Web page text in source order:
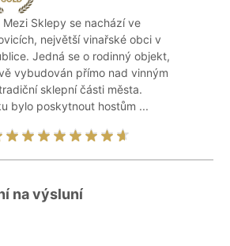
Mezi Sklepy se nachází ve
největší vinařské obci v
Jedná se o rodinný objekt,
vybudován přímo nad vinným
sklepní části města.
bylo poskytnout hostům ...
na výsluní